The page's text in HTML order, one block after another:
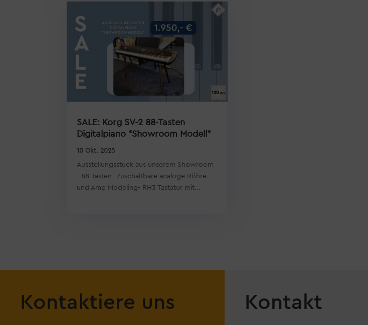
SALE: Korg SV-2 88-Tasten
Digitalpiano *Showroom Modell*
10 Okt. 2025
Ausstellungsstück aus unserem Showroom
- 88-Tasten- Zuschaltbare analoge Röhre
und Amp Modeling- RH3 Tastatur mit...
Kontaktiere uns Kontakt